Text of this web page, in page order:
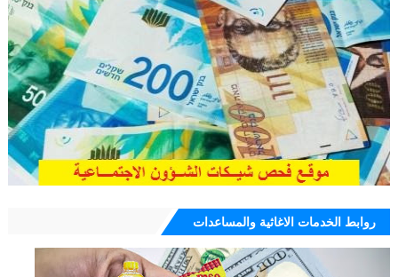
روابط الخدمات الاغاثية والمساعدات